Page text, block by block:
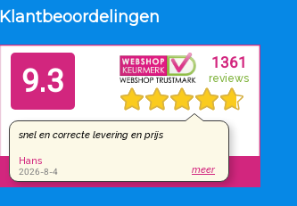
Klantbeoordelingen